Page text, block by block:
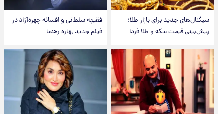
سیگنال‌های جدید برای بازار طلا؛
پیش‌بینی قیمت سکه و طلا فردا
فقیهه سلطانی و افسانه چهره‌آزاد در
فیلم جدید بهاره رهنما